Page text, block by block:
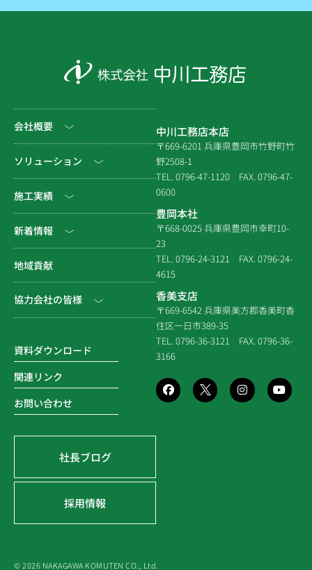
会社概要
社長挨拶
会社沿革
拠点一覧
企業倫理規定
品質方針
環境方針
SDGsの取組み
ソリューション
公共工事
住宅関連
システム建築
各種連携
災害時対応等
施工実績
土木
建築（民間）
新着情報
NEWS & EVENT
メディア掲載
地域貢献
協力会社の皆様
資料ダウンロード
関連リンク
お問い合わせ
社長ブログ
採用情報
中川工務店本店
〒669-6201 兵庫県豊岡市竹野町竹
野2508-1
TEL. 0796-47-1120 FAX. 0796-47-
0600
豊岡本社
〒668-0025 兵庫県豊岡市幸町10-
23
TEL. 0796-24-3121 FAX. 0796-24-
4615
香美支店
〒669-6542 兵庫県美方郡香美町香
住区一日市389-35
TEL. 0796-36-3121 FAX. 0796-36-
3166
© 2026 NAKAGAWA KOMUTEN CO., Ltd.